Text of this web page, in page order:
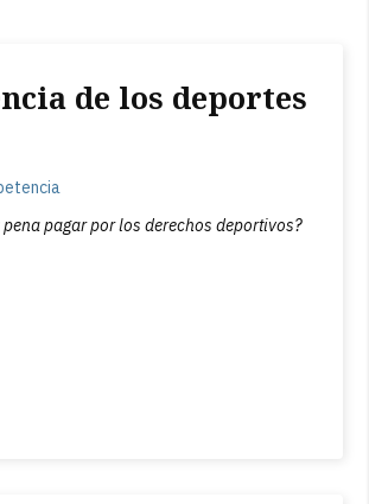
de los deportes
pagar por los derechos deportivos?